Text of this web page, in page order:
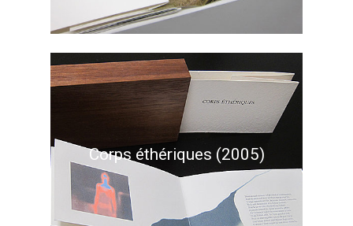
Corps éthériques (2005)